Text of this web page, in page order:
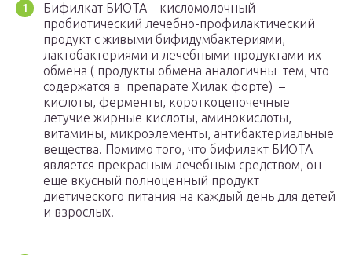
Бифилкат БИОТА – кисломолочный
пробиотический лечебно-профилактический
продукт с живыми бифидумбактериями,
лактобактериями и лечебными продуктами их
обмена ( продукты обмена аналогичны тем, что
содержатся в препарате Хилак форте) –
кислоты, ферменты, короткоцепочечные
летучие жирные кислоты, аминокислоты,
витамины, микроэлементы, антибактериальные
вещества. Помимо того, что бифилакт БИОТА
является прекрасным лечебным средством, он
еще вкусный полноценный продукт
диетического питания на каждый день для детей
и взрослых.